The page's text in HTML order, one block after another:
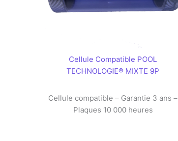
Cellule Compatible POOL
TECHNOLOGIE® MIXTE 9P
Cellule compatible – Garantie 3 ans –
Plaques 10 000 heures